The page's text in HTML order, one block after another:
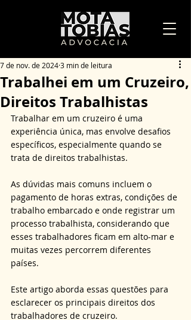
Trabalhei em um Cruzeiro,
Direitos Trabalhistas
7 de nov. de 20243 min de leitura
Trabalhar em um cruzeiro é uma
experiência única, mas envolve desafios
específicos, especialmente quando se
trata de direitos trabalhistas.
As dúvidas mais comuns incluem o
pagamento de horas extras, condições de
trabalho embarcado e onde registrar um
processo trabalhista, considerando que
esses trabalhadores ficam em alto-mar e
muitas vezes percorrem diferentes
países.
Este artigo aborda essas questões para
esclarecer os principais direitos dos
trabalhadores de cruzeiro.